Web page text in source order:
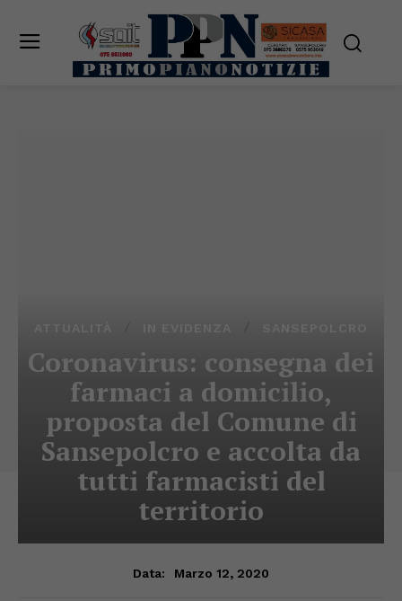
Coronavirus: consegna dei
farmaci a domicilio,
proposta del Comune di
Sansepolcro e accolta da
tutti farmacisti del
territorio
Data: Marzo 12, 2020